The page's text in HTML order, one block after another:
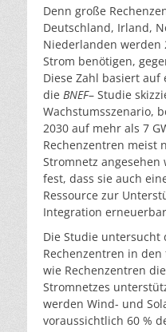
Denn große
Deutschland, Irland,
Niederlanden werden
Strom benötigen,
Diese Zahl basiert auf
die BNEF– Studie
Wachstumsszenario,
2030 auf mehr als 7
Rechenzentren meist
Stromnetz
fest, dass sie auch
Ressource zur
Integration
Die Studie untersucht
Rechenzentren in
wie Rechenzentren
Stromnetzes
werden Wind- und
voraussichtlich 60 %